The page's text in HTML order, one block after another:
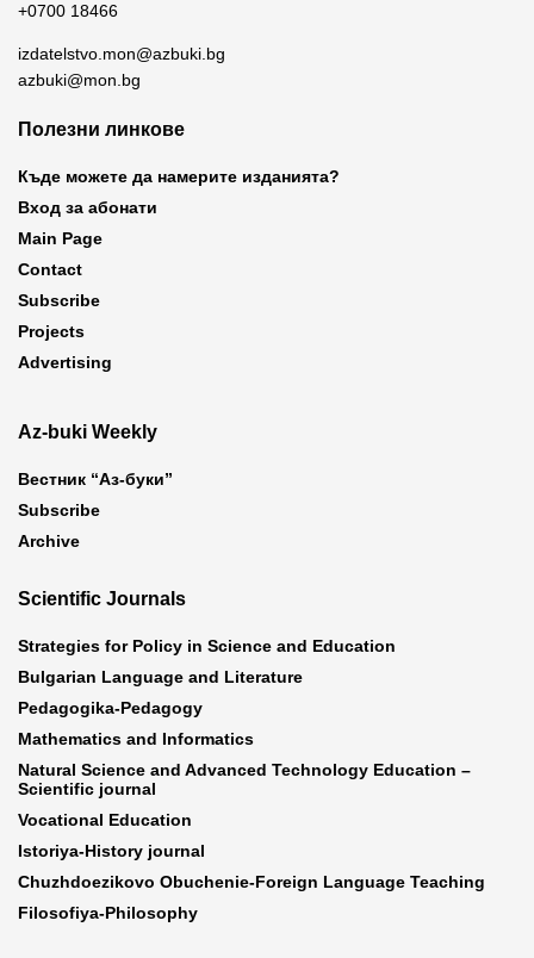
+0700 18466
izdatelstvo.mon@azbuki.bg
azbuki@mon.bg
Полезни линкове
Къде можете да намерите изданията?
Вход за абонати
Main Page
Contact
Subscribe
Projects
Advertising
Az-buki Weekly
Вестник “Аз-буки”
Subscribe
Archive
Scientific Journals
Strategies for Policy in Science and Education
Bulgarian Language and Literature
Pedagogika-Pedagogy
Mathematics and Informatics
Natural Science and Advanced Technology Education –
Scientific journal
Vocational Education
Istoriya-History journal
Chuzhdoezikovo Obuchenie-Foreign Language Teaching
Filosofiya-Philosophy